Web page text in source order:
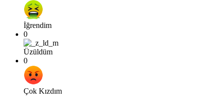
İğrendim
0
Üzüldüm
0
Çok Kızdım